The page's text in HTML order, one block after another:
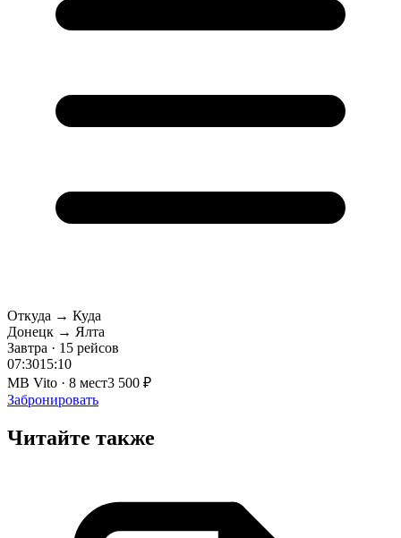
Откуда → Куда
Донецк → Ялта
Завтра · 15 рейсов
07:3015:10
MB Vito · 8 мест3 500 ₽
Забронировать
Читайте также